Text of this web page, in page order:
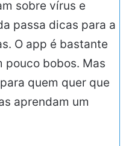
sobre vírus e
passa dicas para a
O app é bastante
pouco bobos. Mas
quem quer que
aprendam um